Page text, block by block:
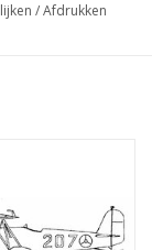
/Afdrukken